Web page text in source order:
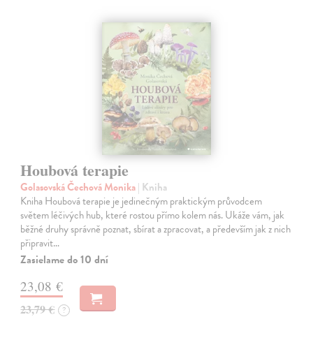
Houbová terapie
Golasovská Čechová Monika| Kniha
Kniha Houbová terapie je jedinečným praktickým průvodcem
světem léčivých hub, které rostou přímo kolem nás. Ukáže vám, jak
běžné druhy správně poznat, sbírat a zpracovat, a především jak z nich
připravit…
Zasielame do 10 dní
23,08 €
23,79 € ?